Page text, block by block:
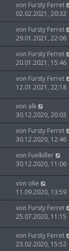
von Fursty Ferret
02.02.2021, 20:32
von Fursty Ferret
29.01.2021, 22:06
von Fursty Ferret
20.01.2021, 15:46
von Fursty Ferret
12.01.2021, 22:18
von alk
30.12.2020, 20:03
von Fursty Ferret
30.12.2020, 12:46
von Fuelkiller
30.12.2020, 11:06
von oke
11.09.2020, 13:59
von Fursty Ferret
25.07.2020, 11:15
von Fursty Ferret
23.02.2020, 15:52